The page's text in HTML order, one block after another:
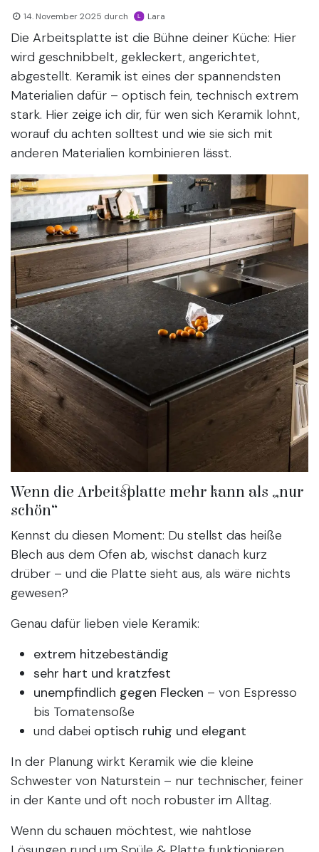
14. November 2025 durch Lara
Die Arbeitsplatte ist die Bühne deiner Küche: Hier
wird geschnibbelt, gekleckert, angerichtet,
abgestellt. Keramik ist eines der spannendsten
Materialien dafür – optisch fein, technisch extrem
stark. Hier zeige ich dir, für wen sich Keramik lohnt,
worauf du achten solltest und wie sie sich mit
anderen Materialien kombinieren lässt.
Wenn die Arbeitsplatte mehr kann als „nur
schön“
Kennst du diesen Moment: Du stellst das heiße
Blech aus dem Ofen ab, wischst danach kurz
drüber – und die Platte sieht aus, als wäre nichts
gewesen?
Genau dafür lieben viele Keramik:
extrem hitzebeständig
sehr hart und kratzfest
unempfindlich gegen Flecken – von Espresso
bis Tomatensoße
und dabei optisch ruhig und elegant
In der Planung wirkt Keramik wie die kleine
Schwester von Naturstein – nur technischer, feiner
in der Kante und oft noch robuster im Alltag.
Wenn du schauen möchtest, wie nahtlose